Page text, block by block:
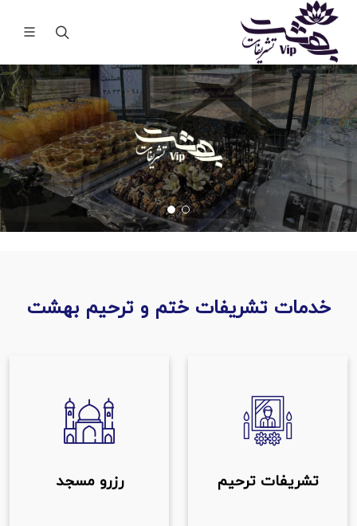
خدمات تشریفات ختم و ترحیم بهشت
تشریفات ترحیم رزرو مسجد